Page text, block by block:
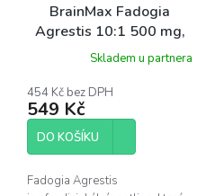
BrainMax Fadogia
Agrestis 10:1 500 mg,
120 kapslí
Skladem u partnera
454 Kč bez DPH
549 Kč
DO KOŠÍKU
Fadogia Agrestis